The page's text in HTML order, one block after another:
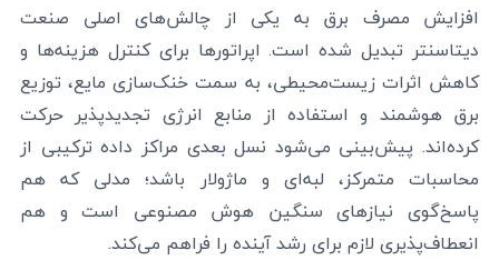
افزایش مصرف برق به یکی از چالش‌های اصلی صنعت
دیتاسنتر تبدیل شده است. اپراتورها برای کنترل هزینه‌ها و
کاهش اثرات زیست‌محیطی، به سمت خنک‌سازی مایع، توزیع
برق هوشمند و استفاده از منابع انرژی تجدیدپذیر حرکت
کرده‌اند. پیش‌بینی می‌شود نسل بعدی مراکز داده ترکیبی از
محاسبات متمرکز، لبه‌ای و ماژولار باشد؛ مدلی که هم
پاسخ‌گوی نیازهای سنگین هوش مصنوعی است و هم
انعطاف‌پذیری لازم برای رشد آینده را فراهم می‌کند.